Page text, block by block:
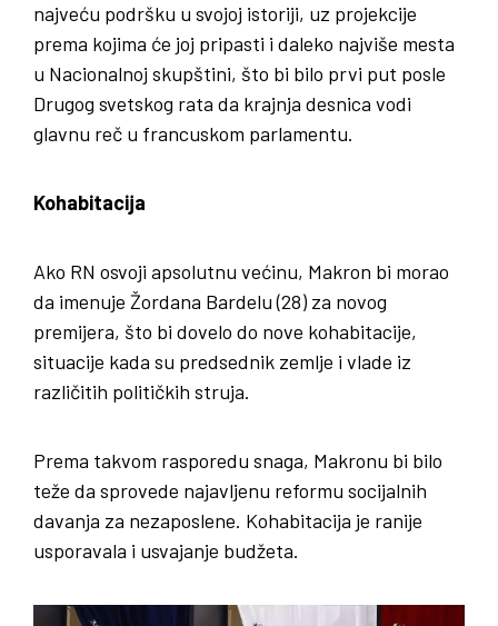
najveću podršku u svojoj istoriji, uz projekcije
prema kojima će joj pripasti i daleko najviše mesta
u Nacionalnoj skupštini, što bi bilo prvi put posle
Drugog svetskog rata da krajnja desnica vodi
glavnu reč u francuskom parlamentu.
Kohabitacija
Ako RN osvoji apsolutnu većinu, Makron bi morao
da imenuje Žordana Bardelu (28) za novog
premijera, što bi dovelo do nove kohabitacije,
situacije kada su predsednik zemlje i vlade iz
različitih političkih struja.
Prema takvom rasporedu snaga, Makronu bi bilo
teže da sprovede najavljenu reformu socijalnih
davanja za nezaposlene. Kohabitacija je ranije
usporavala i usvajanje budžeta.